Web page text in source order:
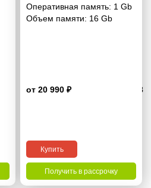
4.8
Оперативная память: 1 Gb
Объем памяти: 16 Gb
от 20 990 ₽
Купить
Получить в рассрочку